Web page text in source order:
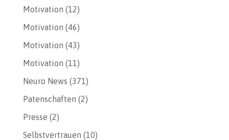
Motivation (12)
Motivation (46)
Motivation (43)
Motivation (11)
Neuro News (371)
Patenschaften (2)
Presse (2)
Selbstvertrauen (10)